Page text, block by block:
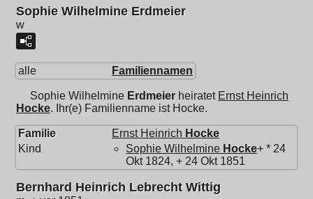
Sophie Wilhelmine Erdmeier
w
alle Familiennamen
Sophie Wilhelmine Erdmeier heiratet Ernst Heinrich
Hocke. Ihr(e) Familienname ist Hocke.
Familie Ernst Heinrich Hocke
Kind
Sophie Wilhelmine Hocke+ * 24
Okt 1824, + 24 Okt 1851
Bernhard Heinrich Lebrecht Wittig